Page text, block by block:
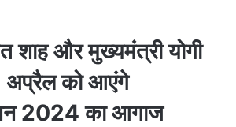
शाह और मुख्यमंत्री योगी
अप्रैल को आएंगे
2024 का आगाज